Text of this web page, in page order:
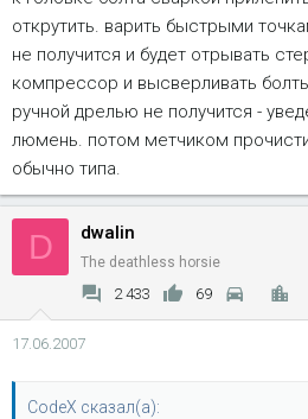
открутить. варить быстрыми
не получится и будет отрывать
компрессор и высверливать
ручной дрелью не получится -
люмень. потом метчиком
обычно типа.
D dwalin
The deathless horsie
2 433 69
17.06.2007
CodeX сказал(а):